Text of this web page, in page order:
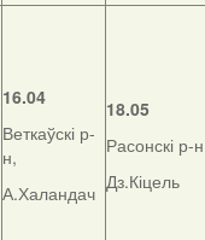
16.04
Веткаўскі р-
н,
А.Халандач
18.05
Расонскі р-
Дз.Кіцель